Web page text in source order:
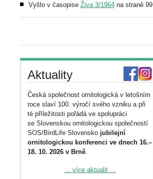
Vyšlo v časopise Živa 3/1964 na straně 99
Aktuality
Česká společnost ornitologická v letošním
roce slaví 100. výročí svého vzniku a při
té příležitosti pořádá ve spolupráci
se Slovenskou ornitologickou společností
SOS/BirdLife Slovensko jubilejní
ornitologickou konferenci ve dnech 16.–
18. 10. 2026 v Brně.
Podrobnější informace ke konferenci
... více aktualit ...